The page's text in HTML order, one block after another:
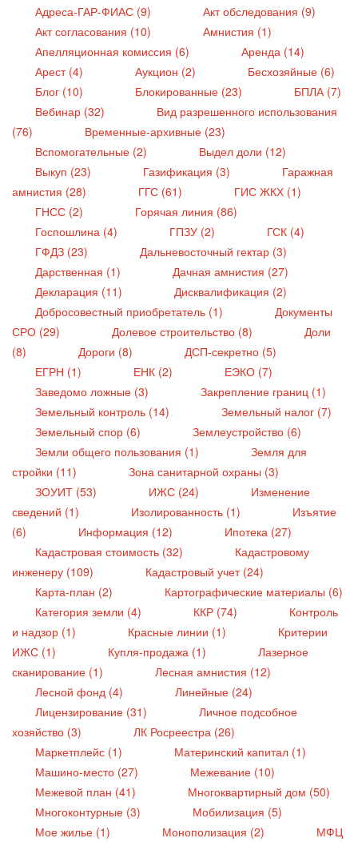
Адреса-ГАР-ФИАС (9)
Акт обследования (9)
Акт согласования (10)
Амнистия (1)
Апелляционная комиссия (6)
Аренда (14)
Арест (4)
Аукцион (2)
Бесхозяйные (6)
Блог (10)
Блокированные (23)
БПЛА (7)
Вебинар (32)
Вид разрешенного использования
(76)
Временные-архивные (23)
Вспомогательные (2)
Выдел доли (12)
Выкуп (23)
Газификация (3)
Гаражная
амнистия (28)
ГГС (61)
ГИС ЖКХ (1)
ГНСС (2)
Горячая линия (86)
Госпошлина (4)
ГПЗУ (2)
ГСК (4)
ГФДЗ (23)
Дальневосточный гектар (3)
Дарственная (1)
Дачная амнистия (27)
Декларация (11)
Дисквалификация (2)
Добросовестный приобретатель (1)
Документы
СРО (29)
Долевое строительство (8)
Доли
(8)
Дороги (8)
ДСП-секретно (5)
ЕГРН (1)
ЕНК (2)
ЕЭКО (7)
Заведомо ложные (3)
Закрепление границ (1)
Земельный контроль (14)
Земельный налог (7)
Земельный спор (6)
Землеустройство (6)
Земли общего пользования (1)
Земля для
стройки (11)
Зона санитарной охраны (3)
ЗОУИТ (53)
ИЖС (24)
Изменение
сведений (1)
Изолированность (1)
Изъятие
(6)
Информация (12)
Ипотека (27)
Кадастровая стоимость (32)
Кадастровому
инженеру (109)
Кадастровый учет (24)
Карта-план (2)
Картографические материалы (6)
Категория земли (4)
ККР (74)
Контроль
и надзор (1)
Красные линии (1)
Критерии
ИЖС (1)
Купля-продажа (1)
Лазерное
сканирование (1)
Лесная амнистия (12)
Лесной фонд (4)
Линейные (24)
Лицензирование (31)
Личное подсобное
хозяйство (3)
ЛК Росреестра (26)
Маркетплейс (1)
Материнский капитал (1)
Машино-место (27)
Межевание (10)
Межевой план (41)
Многоквартирный дом (50)
Многоконтурные (3)
Мобилизация (5)
Мое жилье (1)
Монополизация (2)
МФЦ